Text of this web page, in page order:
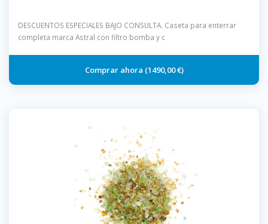
DESCUENTOS ESPECIALES BAJO CONSULTA. Caseta para enterrar
completa marca Astral con filtro bomba y c
1490,00 €